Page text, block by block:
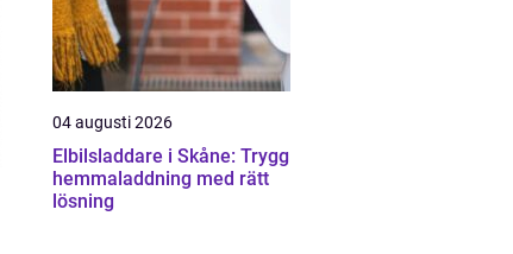
04 augusti 2026
Elbilsladdare i Skåne: Trygg
hemmaladdning med rätt
lösning